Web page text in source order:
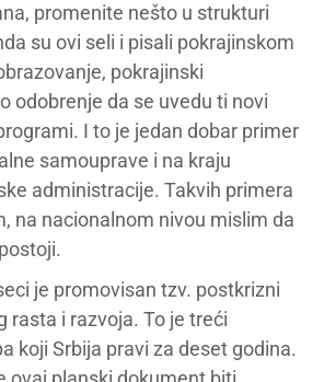
promenite nešto u strukturi
su ovi seli i pisali pokrajinskom
pokrajinski
odobrenje da se uvedu ti novi
I to je jedan dobar primer
samouprave i na kraju
administracije. Takvih primera
na nacionalnom nivou mislim da
je promovisan tzv. postkrizni
rasta i razvoja. To je treći
koji Srbija pravi za deset godina.